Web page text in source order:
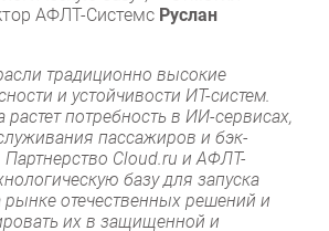
АФЛТ-Системс Руслан
традиционно высокие
и устойчивости ИТ-систем.
растет потребность в ИИ-сервисах,
пассажиров и бэк-
Cloud.ru и АФЛТ-
базу для запуска
отечественных решений и
их в защищенной и